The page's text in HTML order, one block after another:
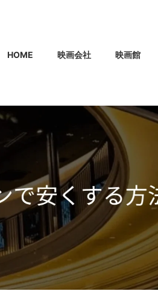
HOME 映画会社 映画館